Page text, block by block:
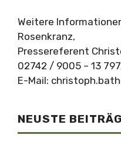
Weitere
Rosenkranz,
Pressereferent
02742 / 9005 – 13
E-Mail:
NEUSTE